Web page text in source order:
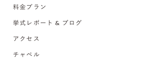
料金プラン
挙式レポート & ブログ
アクセス
チャペル